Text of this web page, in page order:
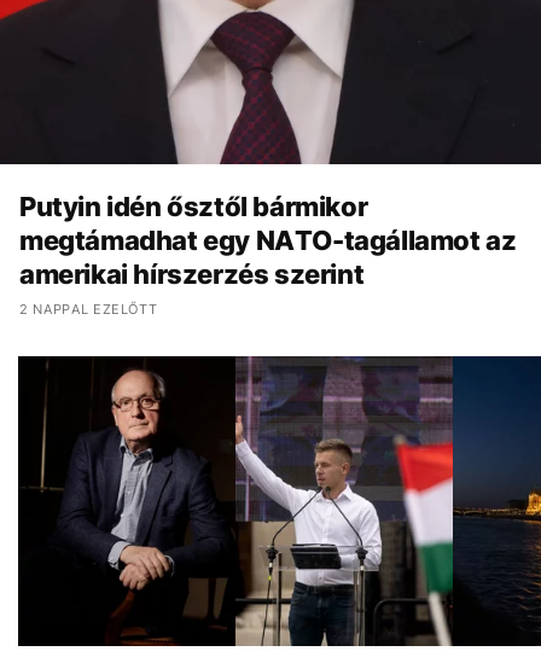
Putyin idén ősztől bármikor
megtámadhat egy NATO-tagállamot az
amerikai hírszerzés szerint
2 NAPPAL EZELŐTT